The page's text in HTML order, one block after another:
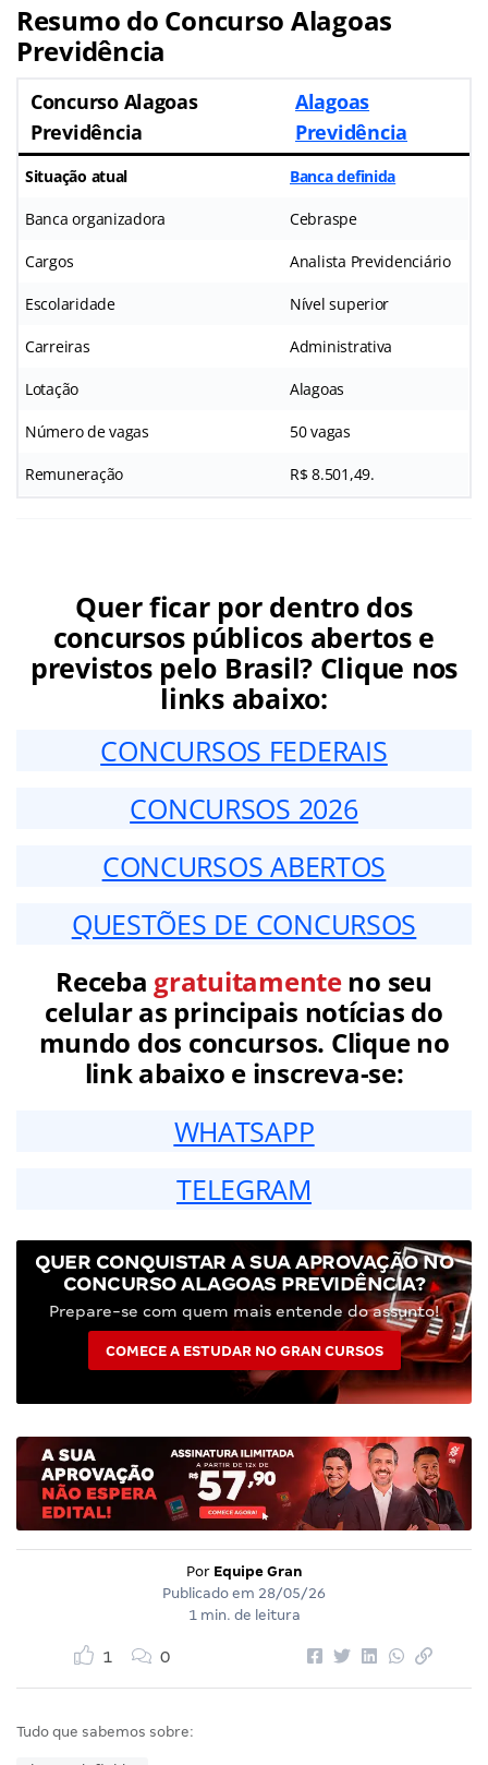
Resumo do Concurso Alagoas
Previdência
Concurso Alagoas
Previdência
Alagoas
Previdência
Situação atual Banca definida
Banca organizadora Cebraspe
Cargos Analista Previdenciário
Escolaridade Nível superior
Carreiras Administrativa
Lotação Alagoas
Número de vagas 50 vagas
Remuneração R$ 8.501,49.
Quer ficar por dentro dos
concursos públicos abertos e
previstos pelo Brasil? Clique nos
links abaixo:
CONCURSOS FEDERAIS
CONCURSOS 2026
CONCURSOS ABERTOS
QUESTÕES DE CONCURSOS
Receba gratuitamenteno seu
celular as principais notícias do
mundo dos concursos. Clique no
link abaixo e inscreva-se:
WHATSAPP
TELEGRAM
QUER CONQUISTAR A SUA APROVAÇÃO NO
CONCURSO ALAGOAS PREVIDÊNCIA?
Prepare-se com quem mais entende do assunto!
COMECE A ESTUDAR NO GRAN CURSOS
Por Equipe Gran
Publicado em 28/05/26
1 min. de leitura
1 0
Tudo que sabemos sobre: